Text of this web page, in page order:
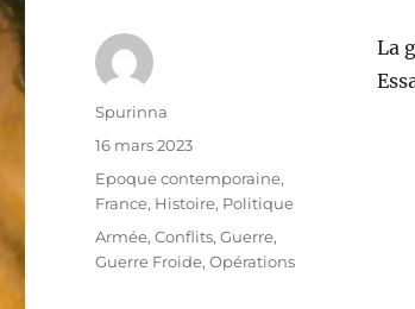
La
Auteur
Spurinna
Publié
le
16 mars 2023
Catégories
Epoque contemporaine,
France, Histoire, Politique
Étiquettes
Armée,Conflits,Guerre,
Guerre Froide,Opérations